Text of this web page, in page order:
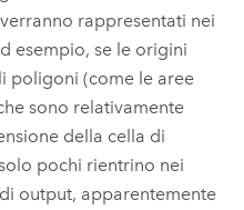
rappresentati nei
esempio, se le origini
poligoni (come le aree
sono relativamente
della cella di
pochi rientrino nei
output, apparentemente